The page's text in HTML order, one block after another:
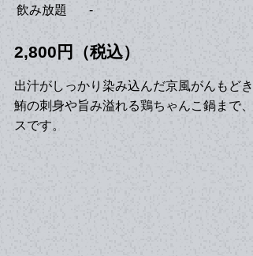
飲み放題 -
2,800円（税込）
出汁がしっかり染み込んだ京風がんもど
鮪の刺身や旨み溢れる鶏ちゃんこ鍋まで
スです。